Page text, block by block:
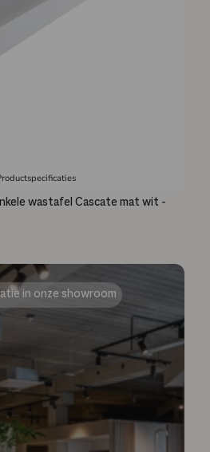
wastafel Cascate mat wit -
in onze showroom